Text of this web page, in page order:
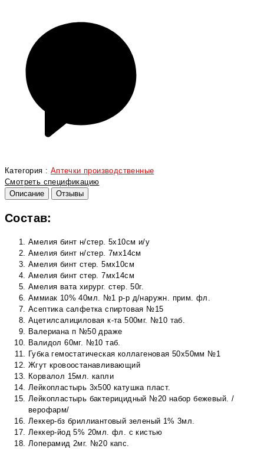
Категория : Аптечки производственные
Смотреть спецификацию
Описание
Отзывы
Состав:
Амелия бинт н/стер. 5х10см и/у
Амелия бинт н/стер. 7мх14см
Амелия бинт стер. 5мх10см
Амелия бинт стер. 7мх14см
Амелия вата хирург. стер. 50г.
Аммиак 10% 40мл. №1 р-р д/наружн. прим. фл.
Асептика салфетка спиртовая №15
Ацетилсалициловая к-та 500мг. №10 таб.
Валериана п №50 драже
Валидол 60мг. №10 таб.
Губка гемостатическая коллагеновая 50х50мм №1
Жгут кровоостанавливающий
Корвалол 15мл. капли
Лейкопластырь 3х500 катушка пласт.
Лейкопластырь бактерицидный №20 набор бежевый. /
верофарм/
Леккер-бз бриллиантовый зеленый 1% 3мл.
Леккер-йод 5% 20мл. фл. с кистью
Лоперамид 2мг. №20 капс.